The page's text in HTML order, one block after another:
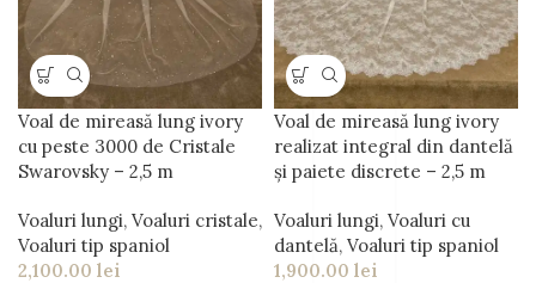
Voal de mireasă lung ivory
cu peste 3000 de Cristale
Swarovsky – 2,5 m
Voaluri lungi, Voaluri cristale,
Voaluri tip spaniol
2,100.00 lei
Voal de mireasă lung ivory
realizat integral din dantelă
și paiete discrete – 2,5 m
Voaluri lungi, Voaluri cu
dantelă, Voaluri tip spaniol
1,900.00 lei